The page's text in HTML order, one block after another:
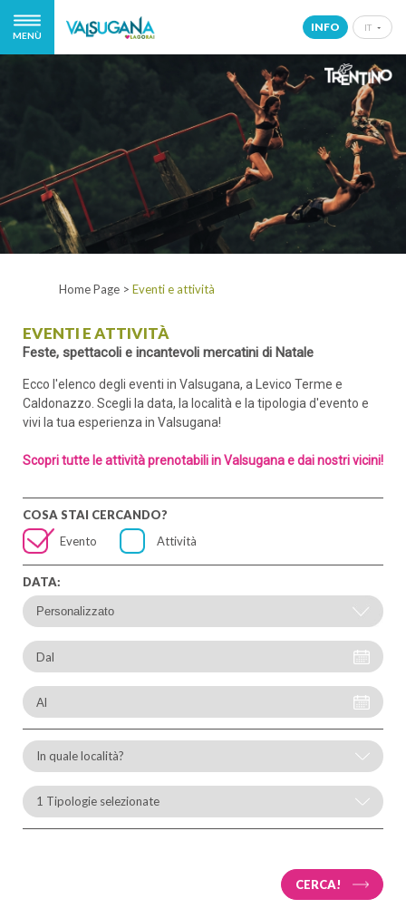
MENÙ
IT
EN
DE
NL
INFO
Home Page > Eventi e attività
EVENTI E ATTIVITÀ
Feste, spettacoli e incantevoli mercatini di Natale
Ecco l'elenco degli eventi in Valsugana, a Levico Terme e
Caldonazzo. Scegli la data, la località e la tipologia d'evento e
vivi la tua esperienza in Valsugana!
Scopri tutte le attività prenotabili in Valsugana e dai nostri vicini!
COSA STAI CERCANDO?
Evento
Attività
DATA:
Dal
Al
In quale località?
1 Tipologie selezionate
CERCA!